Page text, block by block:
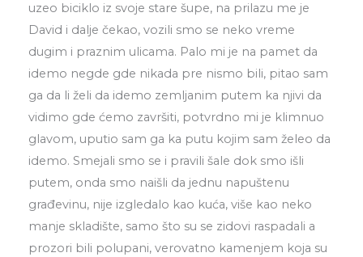
uzeo biciklo iz svoje stare šupe, na prilazu me je
David i dalje čekao, vozili smo se neko vreme
dugim i praznim ulicama. Palo mi je na pamet da
idemo negde gde nikada pre nismo bili, pitao sam
ga da li želi da idemo zemljanim putem ka njivi da
vidimo gde ćemo završiti, potvrdno mi je klimnuo
glavom, uputio sam ga ka putu kojim sam želeo da
idemo. Smejali smo se i pravili šale dok smo išli
putem, onda smo naišli da jednu napuštenu
građevinu, nije izgledalo kao kuća, više kao neko
manje skladište, samo što su se zidovi raspadali a
prozori bili polupani, verovatno kamenjem koja su